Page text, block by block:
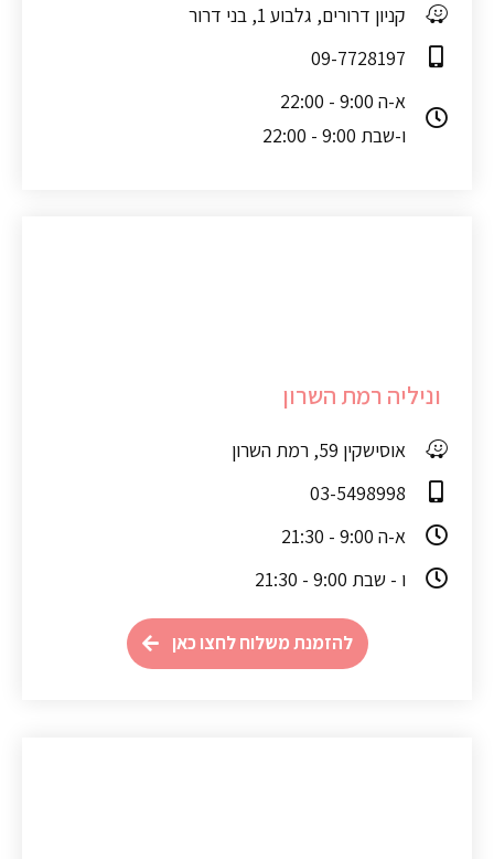
קניון דרורים, גלבוע 1, בני דרור
09-7728197
א-ה 9:00 - 22:00
ו-שבת 9:00 - 22:00
וניליה רמת השרון
אוסישקין 59, רמת השרון
03-5498998
א-ה 9:00 - 21:30
ו - שבת 9:00 - 21:30
להזמנת משלוח לחצו כאן